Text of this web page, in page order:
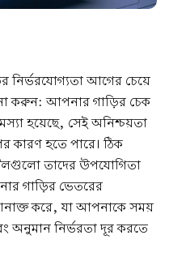
নির্ভরযোগ্যতা আগের চেয়ে
করুন: আপনার গাড়ির চেক
হয়েছে, সেই অনিশ্চয়তা
কারণ হতে পারে। ঠিক
তাদের উপযোগিতা
গাড়ির ভেতরের
করে, যা আপনাকে সময়
অনুমান নির্ভরতা দূর করতে